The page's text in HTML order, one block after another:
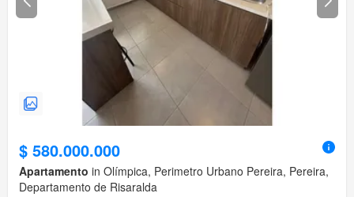
$ 580.000.000
Apartamento in Olímpica, Perimetro Urbano Pereira, Pereira,
Departamento de Risaralda